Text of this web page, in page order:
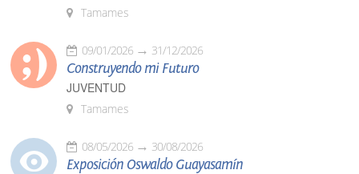
Tamames
09/01/2026 31/12/2026
Construyendo mi Futuro
JUVENTUD
Tamames
08/05/2026 30/08/2026
Exposición Oswaldo Guayasamín